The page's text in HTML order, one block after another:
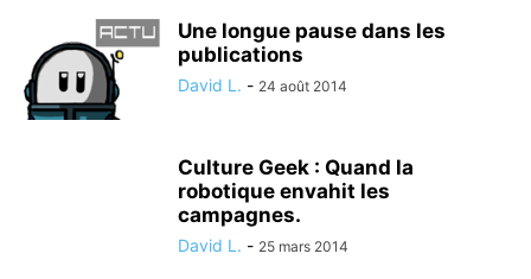
Une longue pause dans les
publications
David L. - 24 août 2014
Culture Geek : Quand la
robotique envahit les
campagnes.
David L. - 25 mars 2014